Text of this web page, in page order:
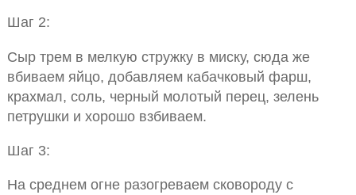
Шаг 2:
Сыр трем в мелкую стружку в миску, сюда же
вбиваем яйцо, добавляем кабачковый фарш,
крахмал, соль, черный молотый перец, зелень
петрушки и хорошо взбиваем.
Шаг 3:
На среднем огне разогреваем сковороду с